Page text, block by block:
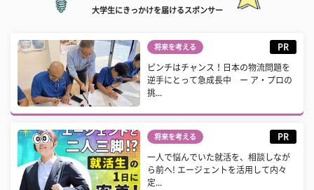
大学生にきっかけを届けるスポンサー
将来を考える PR
ピンチはチャンス！日本の物流問題を
逆手にとって急成長中 ー ア・プロの
挑...
将来を考える PR
一人で悩んでいた就活を、相談しなが
ら前へ! エージェントを活用して内々
定...